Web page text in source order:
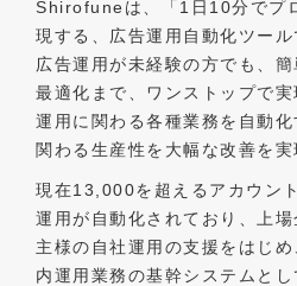
Shirofuneは、「1日10分でプ
現する、広告運用自動化ツール
広告運用が未経験の方でも、
最適化まで、ワンストップで実
運用に関わる各種業務を自動
関わる生産性を大幅な改善を実
現在13,000を超えるアカウン
運用が自動化されており、上
主様の自社運用の支援をはじ
内運用業務の基幹システムと